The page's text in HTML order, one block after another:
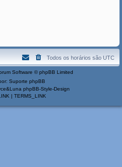
Todos os horários são UTC
Software © phpBB Limited
Suporte phpBB
phpBB-Style-Design
| TERMS_LINK